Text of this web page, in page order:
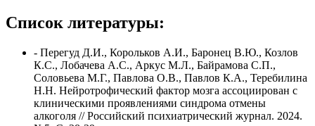
Список литературы:
- Перегуд Д.И., Корольков А.И., Баронец В.Ю., Козлов
К.С., Лобачева А.С., Аркус М.Л., Байрамова С.П.,
Соловьева М.Г., Павлова О.В., Павлов К.А., Теребилина
Н.Н. Нейротрофический фактор мозга ассоциирован с
клиническими проявлениями синдрома отмены
алкоголя // Российский психиатрический журнал. 2024.